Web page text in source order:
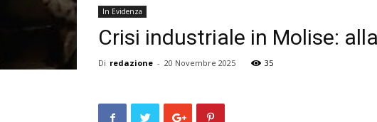
In Evidenza
Crisi industriale in Molise:
Di redazione - 20 Novembre 2025 35